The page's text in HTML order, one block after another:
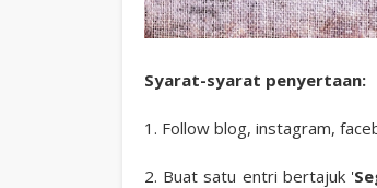
Syarat-syarat penyertaan:
1. Follow blog, instagram,
2. Buat satu entri bertajuk '